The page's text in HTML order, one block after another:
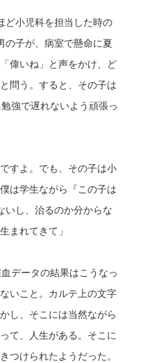
ど小児科を担当した時の
の子が、病室で懸命に夏
偉いね」と声をかけ、ど
問う。すると、その子は
強で遅れないよう頑張っ
すよ。でも、その子は小
は学生ながら『この子は
いし、治るのか分からな
まれてきて」
データの結果はこうなっ
いこと。カルテ上の文字
し、そこには当然ながら
て、人生がある。そこに
つけられたようだった。